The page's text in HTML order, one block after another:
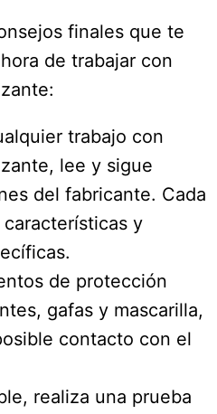
finales que te
de trabajar con
trabajo con
lee y sigue
del fabricante. Cada
y
de protección
gafas y mascarilla,
contacto con el
realiza una prueba